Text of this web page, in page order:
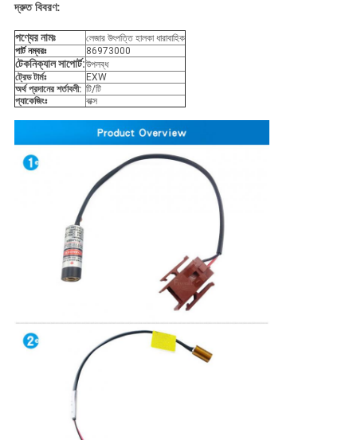
দ্রুত বিবরণ:
পণ্যের নামঃ
লেজার উৎপত্তি হালকা ধারাবাহিক
পার্ট নম্বরঃ
86973000
টেকনিক্যাল সাপোর্ট:উপলব্ধ
ট্রেড টার্মঃ
EXW
অর্থ প্রদানের শর্তাবলী: টি/টি
প্যাকেজিংঃ
বাক্স